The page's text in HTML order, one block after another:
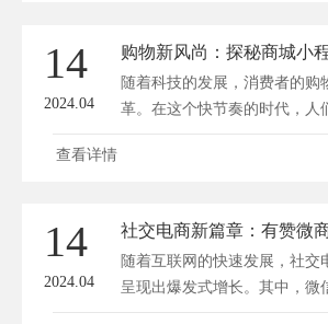
14
2024.04
随着科技的发展，消费者的购
革。在这个快节奏的时代，人
捷...
查看详情
14
2024.04
随着互联网的快速发展，社交
呈现出爆发式增长。其中，微
为...